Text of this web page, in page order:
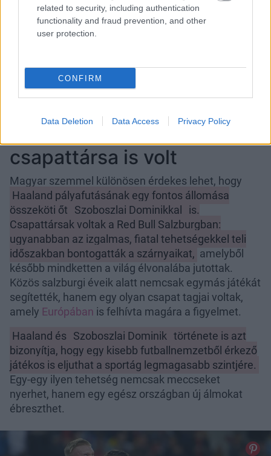
related to security, including authentication
functionality and fraud prevention, and other
user protection.
CONFIRM
Data Deletion Data Access Privacy Policy
Talán azért, mert miközben minden adott lenne
számára ahhoz, hogy elérhetetlen szupersztárként
inkább a teljesítményével, a kitartásával és a csapat
iránti elkötelezettségével hívja fel magára a
Szoboszlai Dominik
csapattársa is volt
Magyar szemmel különösen érdekes lehet, hogy
Haaland pályafutásának egy fontos állomása
összeköti őt
Szoboszlai Dominikkal
is.
Csapattársak voltak a Red Bull Salzburgban:
ugyanabban az izgalmas, fiatal tehetségekkel teli
időszakban bontogatták a szárnyaikat, amelyből
később mindketten a világ élvonalába jutottak.
Közös salzburgi éveik alatt nemcsak egymás játékát
segítették, hanem egy olyan csapat tagjai voltak,
amely Európában is felhívta magára a figyelmet.
Haaland és
Szoboszlai Dominik története is azt
bizonyítja, hogy egy kisebb futballnemzetből érkező
játékos is eljuthat a sportág legmagasabb szintjére.
Egy-egy ilyen tehetség nemcsak meccseket
nyerhet, hanem egy egész országban új álmokat
ébreszthet.